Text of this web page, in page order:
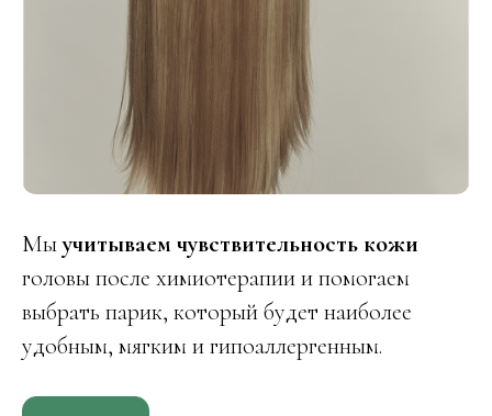
Мыучитываем чувствительность кожи
головы после химиотерапии и помогаем
выбрать парик, который будет наиболее
удобным, мягким и гипоаллергенным.